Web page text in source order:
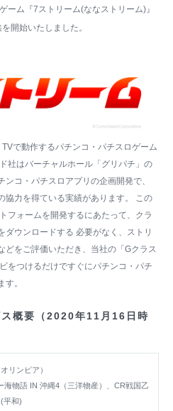
ーム『7ストリーム(ななストリーム)』
開始いたしました。
で動作するパチンコ・パチスロゲーム
社はバーチャルホール「グリパチ」の
コ・パチスロアプリの企画開発で、
協力を得ている実績があります。 この
フォームを開発するにあたって、クラ
ダウンロードする 必要がなく、ストリ
どをご評価いただき、当社の「Gクラス
をつけるだけですぐにパチンコ・パチ
。
ス概要（2020年11月16日時
リンピア）
物語 IN 沖縄4（三洋物産）、CR戦国乙
平和)